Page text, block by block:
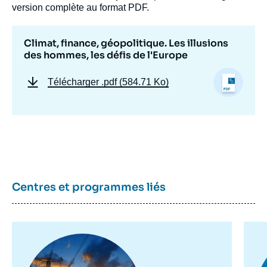
version complète au format PDF.
Climat, finance, géopolitique. Les illusions
des hommes, les défis de l'Europe
Télécharger .pdf (584.71 Ko)
Centres et programmes liés
principale
Sylvie GOULARD, « Climat, finance,
défis de l'Europe », Briefings, Ifri, 11
décembre 2023.